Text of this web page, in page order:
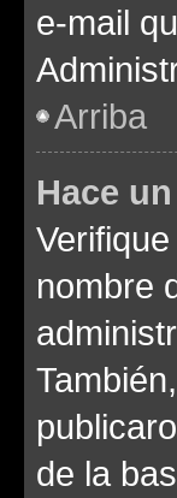
e-mail
Arriba
Hace
nombre
de la